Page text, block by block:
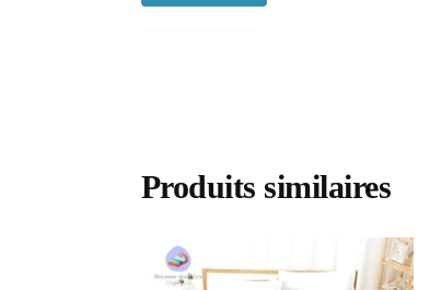
Produits similaires